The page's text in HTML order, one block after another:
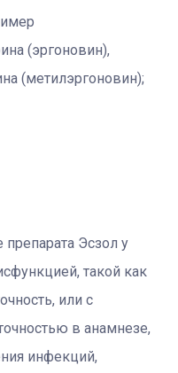
(эргоновин),
(метилэргоновин);
Эсзол у
такой как
или с
в анамнезе,
инфекций,